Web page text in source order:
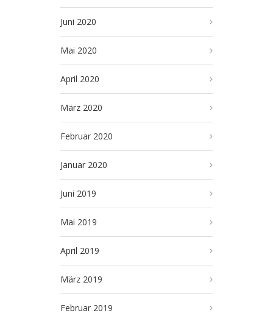
Juni 2020
Mai 2020
April 2020
März 2020
Februar 2020
Januar 2020
Juni 2019
Mai 2019
April 2019
März 2019
Februar 2019